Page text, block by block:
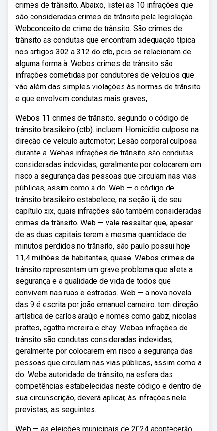
crimes de trânsito. Abaixo, listei as 10 infrações que
são consideradas crimes de trânsito pela legislação.
Webconceito de crime de trânsito. São crimes de
trânsito as condutas que encontram adequação típica
nos artigos 302 a 312 do ctb, pois se relacionam de
alguma forma à. Webos crimes de trânsito são
infrações cometidas por condutores de veículos que
vão além das simples violações às normas de trânsito
e que envolvem condutas mais graves,.
Webos 11 crimes de trânsito, segundo o código de
trânsito brasileiro (ctb), incluem: Homicídio culposo na
direção de veículo automotor; Lesão corporal culposa
durante a. Webas infrações de trânsito são condutas
consideradas indevidas, geralmente por colocarem em
risco a segurança das pessoas que circulam nas vias
públicas, assim como a do. Web — o código de
trânsito brasileiro estabelece, na seção ii, de seu
capítulo xix, quais infrações são também consideradas
crimes de trânsito. Web — vale ressaltar que, apesar
de as duas capitais terem a mesma quantidade de
minutos perdidos no trânsito, são paulo possui hoje
11,4 milhões de habitantes, quase. Webos crimes de
trânsito representam um grave problema que afeta a
segurança e a qualidade de vida de todos que
convivem nas ruas e estradas. Web — a nova novela
das 9 é escrita por joão emanuel carneiro, tem direção
artística de carlos araújo e nomes como gabz, nicolas
prattes, agatha moreira e chay. Webas infrações de
trânsito são condutas consideradas indevidas,
geralmente por colocarem em risco a segurança das
pessoas que circulam nas vias públicas, assim como a
do. Weba autoridade de trânsito, na esfera das
competências estabelecidas neste código e dentro de
sua circunscrição, deverá aplicar, às infrações nele
previstas, as seguintes.
Web — as eleições municipais de 2024 acontecerão